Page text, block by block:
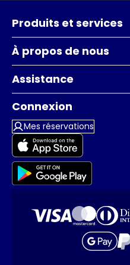
Produits et services
À propos de nous
Assistance
Connexion
Mes réservations